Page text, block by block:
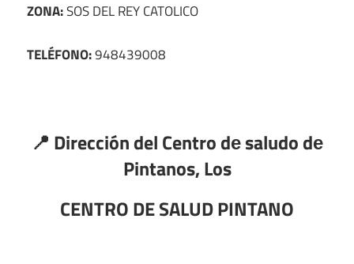
ZONA:SOS DEL REY CATOLICO
TELÉFONO:948439008
📍 Dirección del Centro dе saludo dе
Pintanos, Los
CENTRO DE SALUD PINTANO